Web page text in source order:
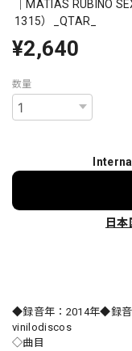
｜MATIAS RUBINO
1315）_QTAR_
¥2,640
数量
日
◆録音年：2014年◆録音
vinilodiscos
◇曲目